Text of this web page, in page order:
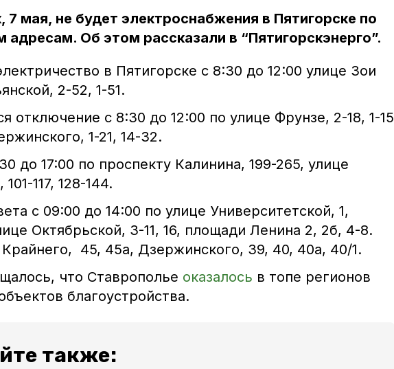
7 мая, не будет электроснабжения в Пятигорске по
адресам. Об этом рассказали в “Пятигорскэнерго”.
в Пятигорске с 8:30 до 12:00 улице Зои
2-52, 1-51.
отключение с 8:30 до 12:00 по улице Фрунзе, 2-18, 1-15
1-21, 14-32.
до 17:00 по проспекту Калинина, 199-265, улице
117, 128-144.
с 09:00 до 14:00 по улице Университетской, 1,
Октябрьской, 3-11, 16, площади Ленина 2, 2б, 4-8.
45, 45а, Дзержинского, 39, 40, 40а, 40/1.
что Ставрополье оказалось в топе регионов
благоустройства.
также: